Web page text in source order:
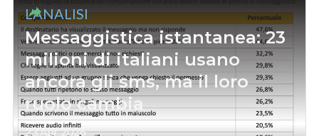
L'ANALISI
Messaggistica istantanea: 23
milioni di italiani usano
ancora gli sms, ma il loro
ruolo cambia
23 Apr 2026